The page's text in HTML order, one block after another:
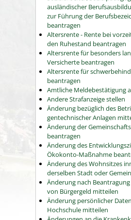
ausländischer
zur Führung der
beantragen
Altersrente - Rente bei
den Ruhestand beantragen
Altersrente für besonders
Versicherte beantragen
Altersrente für
beantragen
Amtliche Meldebestätigung
Andere Strafanzeige stellen
Änderung bezüglich des
gentechnischer Anlagen
Änderung der
beantragen
Änderung des
Ökokonto-Maßnahme
Änderung des Wohnsitzes
derselben Stadt oder
Änderung nach
von Bürgergeld mitteilen
Änderung persönlicher
Hochschule mitteilen